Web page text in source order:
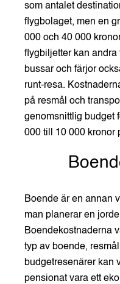
som antalet
flygbolaget, men en
000 och 40 000
flygbiljetter kan andra
bussar och färjor
runt-resa.
på resmål och
genomsnittlig budget
000 till 10 000 kronor
Boende är en annan
man planerar en
Boendekostnaderna
typ av boende,
budgetresenärer kan
pensionat vara ett